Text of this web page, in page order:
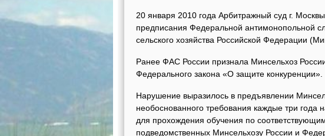
20 января 2010 года Арбитражный суд г.
предписания Федеральной антимонопольной
сельского хозяйства Российской Федерации
Ранее ФАС России признала Минсельхоз
Федерального закона «О защите конкуренции».
Нарушение выразилось в предъявлении
необоснованного требования каждые три года
для прохождения обучения по
подведомственных Минсельхозу России и